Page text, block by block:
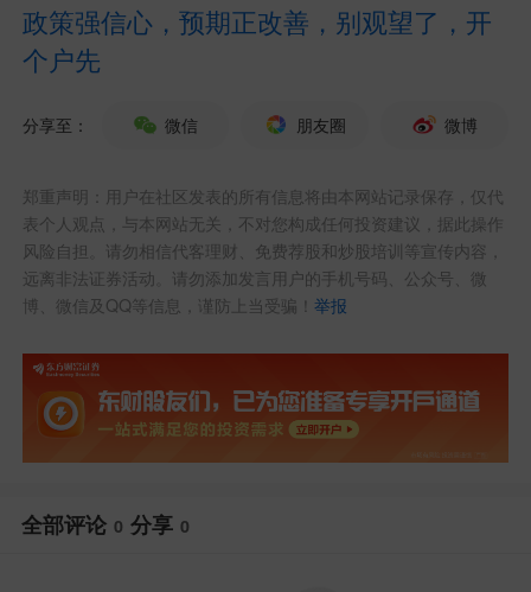
政策强信心，预期正改善，别观望了，开
个户先
分享至： 微信 朋友圈 微博
郑重声明：用户在社区发表的所有信息将由本网站记录保存，仅代
表个人观点，与本网站无关，不对您构成任何投资建议，据此操作
风险自担。请勿相信代客理财、免费荐股和炒股培训等宣传内容，
远离非法证券活动。请勿添加发言用户的手机号码、公众号、微
博、微信及QQ等信息，谨防上当受骗！举报
全部评论 0 分享 0